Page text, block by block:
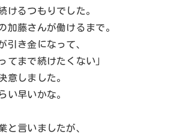
けるつもりでした。
加藤さんが働けるまで。
引き金になって、
てまで続けたくない」
意しました。
い早いかな。
と言いましたが、